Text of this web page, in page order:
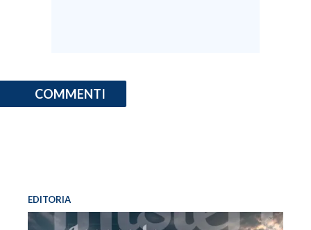
COMMENTI
EDITORIA